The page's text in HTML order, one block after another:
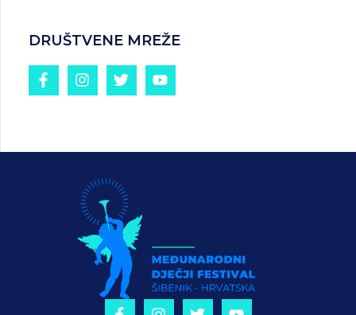
DRUŠTVENE MREŽE